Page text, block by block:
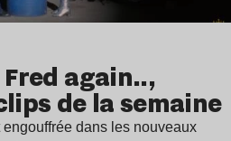
again..,
de la semaine
dans les nouveaux